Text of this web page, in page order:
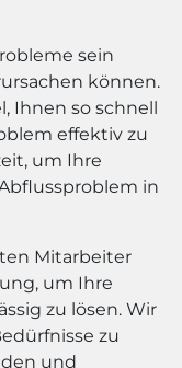
sein
können.
Ihnen so schnell
effektiv zu
um Ihre
in
Mitarbeiter
um Ihre
zu lösen. Wir
zu
und